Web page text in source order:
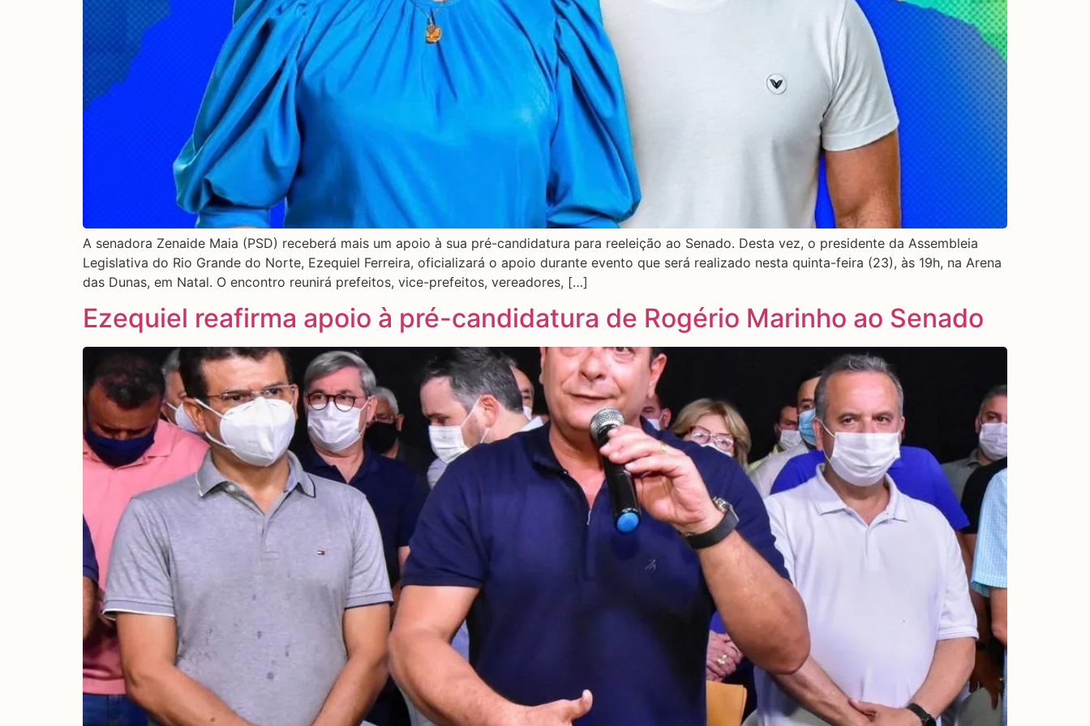
A senadora Zenaide Maia (PSD) receberá mais um apoio à sua pré-candidatura para reeleição ao Senado. Desta vez, o presidente da Assembleia
Legislativa do Rio Grande do Norte, Ezequiel Ferreira, oficializará o apoio durante evento que será realizado nesta quinta-feira (23), às 19h, na Arena
das Dunas, em Natal. O encontro reunirá prefeitos, vice-prefeitos, vereadores, […]
Ezequiel reafirma apoio à pré-candidatura de Rogério Marinho ao Senado